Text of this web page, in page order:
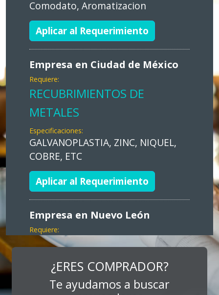
Comodato, Aromatizacion
Aplicar al Requerimiento
Empresa en Ciudad de México
Requiere:
RECUBRIMIENTOS DE
METALES
Especificaciones:
GALVANOPLASTIA, ZINC, NIQUEL,
COBRE, ETC
Aplicar al Requerimiento
Empresa en Nuevo León
Requiere:
MARKETING
Especificaciones:
Consultoría, promocionales, stands,
expos, activaciones
¿ERES COMPRADOR?
Te ayudamos a buscar